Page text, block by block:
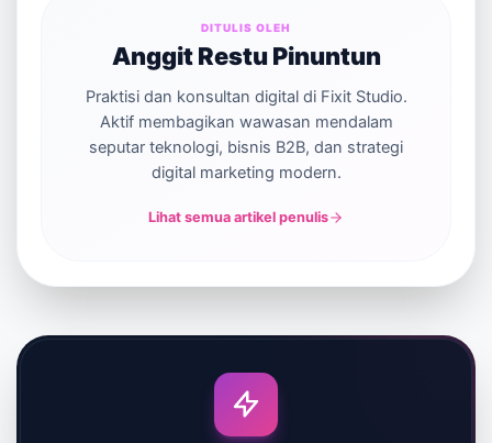
DITULIS OLEH
Anggit Restu Pinuntun
Praktisi dan konsultan digital di Fixit Studio.
Aktif membagikan wawasan mendalam
seputar teknologi, bisnis B2B, dan strategi
digital marketing modern.
Lihat semua artikel penulis